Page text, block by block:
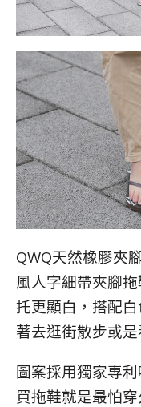
QWQ天然橡膠夾
風人字細帶夾腳
托更顯白，搭配
著去逛街散步或
圖案採用獨家專
買拖鞋就是最怕穿